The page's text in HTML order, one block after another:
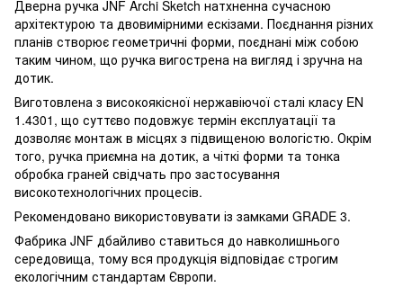
Дверна ручка JNF Archi Sketch натхненна сучасною
архітектурою та двовимірними ескізами. Поєднання різних
планів створює геометричні форми, поєднані між собою
таким чином, що ручка вигострена на вигляд і зручна на
дотик.
Виготовлена з високоякісної нержавіючої сталі класу EN
1.4301, що суттєво подовжує термін експлуатації та
дозволяє монтаж в місцях з підвищеною вологістю. Окрім
того, ручка приємна на дотик, а чіткі форми та тонка
обробка граней свідчать про застосування
високотехнологічних процесів.
Рекомендовано використовувати із замками GRADE 3.
Фабрика JNF дбайливо ставиться до навколишнього
середовища, тому вся продукція відповідає строгим
екологічним стандартам Європи.